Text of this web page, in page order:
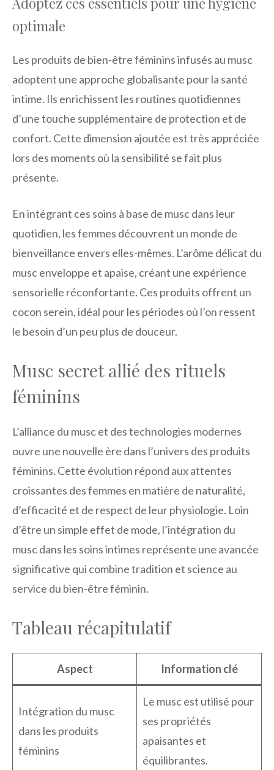
optimale
Les produits de bien-être féminins infusés au musc
adoptent une approche globalisante pour la santé
intime. Ils enrichissent les routines quotidiennes
d’une touche supplémentaire de protection et de
confort. Cette dimension ajoutée est très appréciée
lors des moments où la sensibilité se fait plus
présente.
En intégrant ces soins à base de musc dans leur
quotidien, les femmes découvrent un monde de
bienveillance envers elles-mêmes. L’arôme délicat du
musc enveloppe et apaise, créant une expérience
sensorielle réconfortante. Ces produits offrent un
cocon serein, idéal pour les périodes où l’on ressent
le besoin d’un peu plus de douceur.
Musc secret allié des rituels
féminins
L’alliance du musc et des technologies modernes
ouvre une nouvelle ère dans l’univers des produits
féminins. Cette évolution répond aux attentes
croissantes des femmes en matière de naturalité,
d’efficacité et de respect de leur physiologie. Loin
d’être un simple effet de mode, l’intégration du
musc dans les soins intimes représente une avancée
significative qui combine tradition et science au
service du bien-être féminin.
Tableau récapitulatif
Aspect Information clé
Intégration du musc
dans les produits
féminins
Le musc est utilisé pour
ses propriétés
apaisantes et
équilibrantes.